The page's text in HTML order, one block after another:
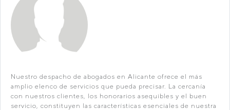
Nuestro despacho de abogados en Alicante ofrece el más
amplio elenco de servicios que pueda precisar. La cercanía
con nuestros clientes, los honorarios asequibles y el buen
servicio, constituyen las características esenciales de nuestra